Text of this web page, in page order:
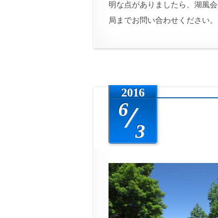
明な点がありましたら、湖風
局までお問い合わせください。
2016
6
3